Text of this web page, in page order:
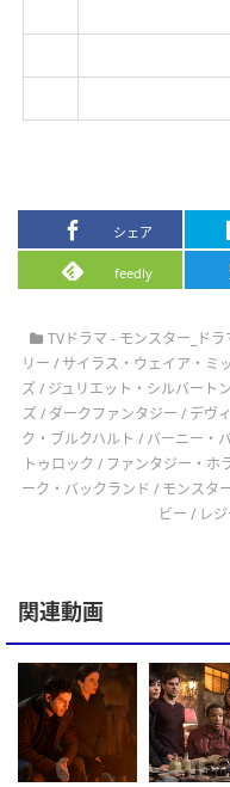
シェア
feedly
TVドラマ - モンスター_ドラ
リー / サイラス・ウェイア・ミ
ズ / ジュリエット・シルバートン
ズ / ダークファンタジー / デヴ
ク・ブルクハルト / バーニー・
トゥロック / ファンタジー・ホ
ーク・バックランド / モンスタ
ビー / レ
関連動画